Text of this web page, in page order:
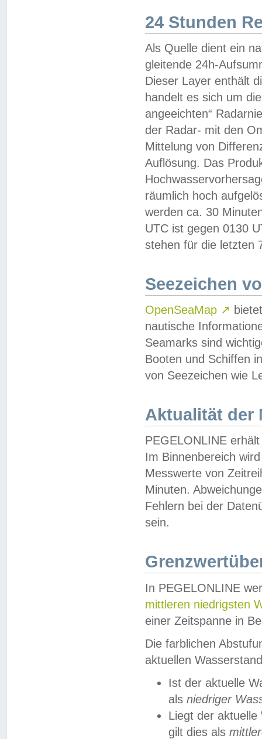
24 Stunden
Als Quelle dient ein
gleitende 24h-
Dieser Layer enthält
handelt es sich um
angeeichten“
der Radar- mit den
Mittelung von
Auflösung. Das
räumlich hoch
werden ca. 30
UTC ist gegen 0130
stehen für die letzten
Seezeichen
OpenSeaMap ↗
nautische
Seamarks sind
Booten und Schiffen
von Seezeichen wie
Aktualität der
PEGELONLINE
Im Binnenbereich
Messwerte von
Minuten.
Fehlern bei der
sein.
In PEGELONLINE
mittleren niedrigsten
einer Zeitspanne in
Die farblichen
aktuellen
Ist der aktuelle
als niedriger
Liegt der
gilt dies als